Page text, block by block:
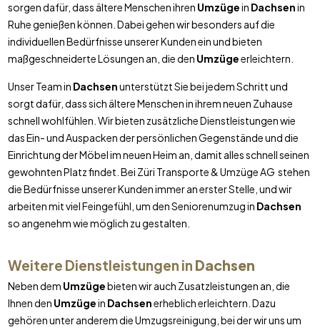
sorgen dafür, dass ältere Menschen ihren Umzügein Dachsenin
Ruhe genießen können. Dabei gehen wir besonders auf die
individuellen Bedürfnisse unserer Kunden ein und bieten
maßgeschneiderte Lösungen an, die den Umzügeerleichtern.
Unser Team in Dachsenunterstützt Sie bei jedem Schritt und
sorgt dafür, dass sich ältere Menschen in ihrem neuen Zuhause
schnell wohlfühlen. Wir bieten zusätzliche Dienstleistungen wie
das Ein- und Auspacken der persönlichen Gegenstände und die
Einrichtung der Möbel im neuen Heim an, damit alles schnell seinen
gewohnten Platz findet. Bei Züri Transporte & Umzüge AG stehen
die Bedürfnisse unserer Kunden immer an erster Stelle, und wir
arbeiten mit viel Feingefühl, um den Seniorenumzug in Dachsen
so angenehm wie möglich zu gestalten.
Weitere Dienstleistungen in Dachsen
Neben dem Umzügebieten wir auch Zusatzleistungen an, die
Ihnen den Umzügein Dachsenerheblich erleichtern. Dazu
gehören unter anderem die Umzugsreinigung, bei der wir uns um